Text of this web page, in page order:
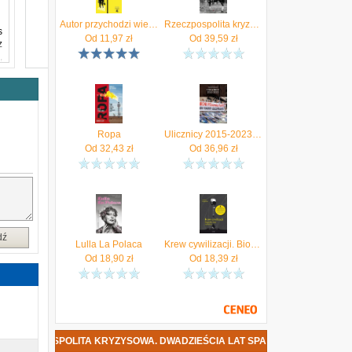
Autor przychodzi wieczorem Antologia jubileuszowa na 20-lecie Wydawnictwa W.A.B.
Od 11,97 zł
Rzeczpospolita kryzysowa. Dwadzieścia lat spaceru po linie (ebook)
Od 39,59 zł
Ropa
Od 32,43 zł
Ulicznicy 2015-2023 Krajewski Andrzej
Od 36,96 zł
Lulla La Polaca
Od 18,90zł
Krew cywilizacji. Biografia ropy naftowej (e-Book)
Od 18,39 zł
KRYZYSOWA. DWADZIEŚCIA LAT SPACERU PO LINIE DATA PREMIERY